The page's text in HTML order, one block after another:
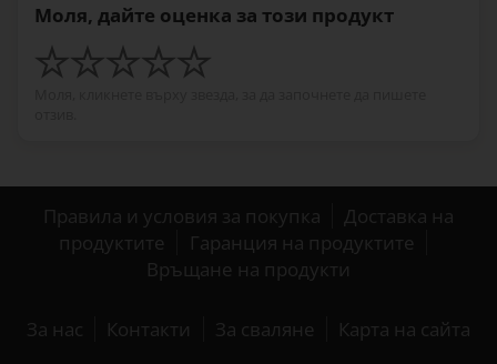
Моля, дайте оценка за този продукт
Правила и условия за покупка
Доставка на
продуктите
Гаранция на продуктите
Връщане на продукти
За нас Контакти За сваляне Карта на сайта